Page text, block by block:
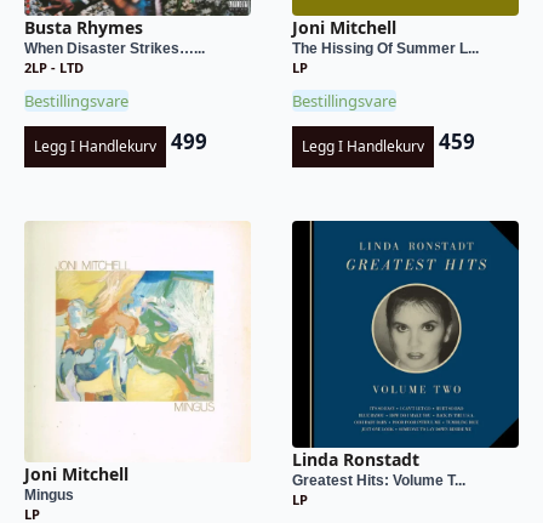
Busta Rhymes
When Disaster Strikes…...
2LP - LTD
Bestillingsvare
Legg I Handlekurv 499
Joni Mitchell
The Hissing Of Summer L...
LP
Bestillingsvare
Legg I Handlekurv 459
Joni Mitchell
Mingus
LP
Linda Ronstadt
Greatest Hits: Volume T...
LP